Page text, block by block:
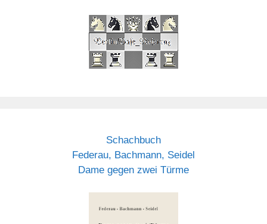
Schachbuch
Federau, Bachmann, Seidel
Dame gegen zwei Türme